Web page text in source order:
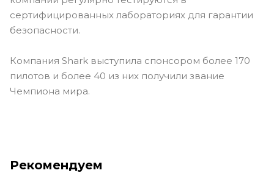
сертифицированных лабораториях для гарантии
безопасности.
Компания Shark выступила спонсором более 170
пилотов и более 40 из них получили звание
Чемпиона мира.
Рекомендуем